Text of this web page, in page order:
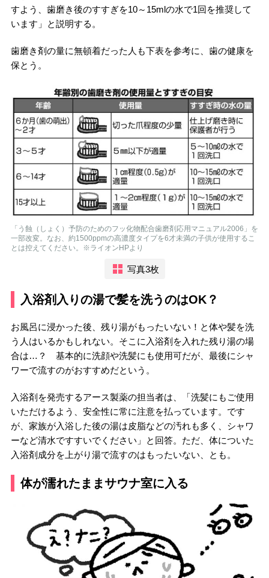
すよう、歯磨き後のすすぎを10～15mlの水で1回を推奨して
います」と説明する。
歯磨き剤の量に無頓着だった人も下表を参考に、歯の健康を
保とう。
「う蝕（しょく）予防のためのフッ化物配合歯磨剤応用マニュアル2006」を
一部改変。なお、約1500ppmの高濃度タイプを6才未満の子供が使用するこ
とは控えてください。※ライオンHPより
写真3枚
入浴剤入りの湯で髪を洗うのはOK？
お風呂に浸かった後、残り湯がもったいない！と体や髪を洗
う人はいるかもしれない。そこに入浴剤を入れた残り湯の場
合は…？ 基本的に洗顔や洗髪にも使用可だが、最後にシャ
ワーで流すのがおすすめだという。
入浴剤を発売するアース製薬の担当者は、「洗髪にもご使用
いただけるよう、安全性に常に注意を払っています。です
が、家族が入浴した後の湯は皮脂などの汚れも多く、シャワ
ーなど清水ですすいでください」と回答。ただ、体についた
入浴剤成分を上がり湯で流すのはもったいない、とも。
体が濡れたままサウナ室に入る